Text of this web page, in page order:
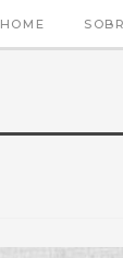
HOME